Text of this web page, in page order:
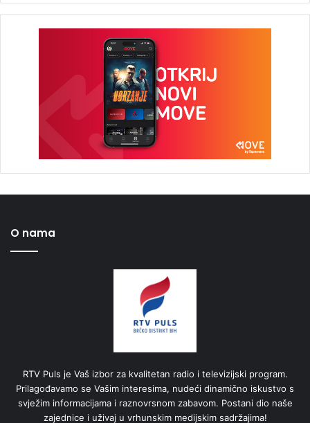
O nama
RTV Puls je Vaš izbor za kvalitetan radio i televizijski program.
Prilagođavamo se Vašim interesima, nudeći dinamično iskustvo s
svježim informacijama i raznovrsnom zabavom. Postani dio naše
zajednice i uživaj u vrhunskim medijskim sadržajima!